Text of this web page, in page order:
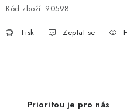
Kód zboží: 90598
Tisk Zeptat se
Prioritou je pro nás